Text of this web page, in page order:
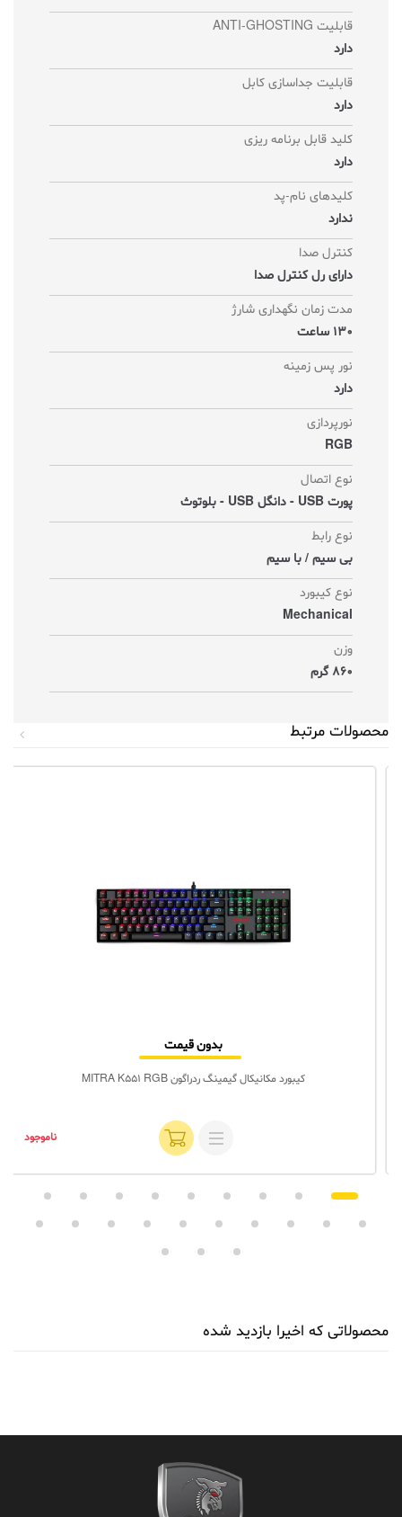
قابلیت ANTI-GHOSTING
دارد
قابلیت جداسازی کابل
دارد
کلید قابل برنامه ریزی
دارد
کلیدهای نام-پد
ندارد
کنترل صدا
دارای رل کنترل صدا
مدت زمان نگهداری شارژ
130 ساعت
نور پس زمینه
دارد
نورپردازی
RGB
نوع اتصال
پورت USB - دانگل USB - بلوتوث
نوع رابط
بی سیم / با سیم
نوع کیبورد
Mechanical
وزن
860 گرم
محصولات مرتبط
بدون قیمت
کیبورد مکانیکال گیمینگ ردراگون MITRA K551 RGB
ناموجود
محصولاتی که اخیرا بازدید شده